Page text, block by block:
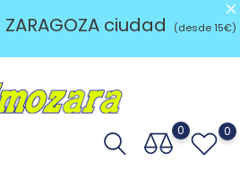
ciudad (desde 15€)
0 0